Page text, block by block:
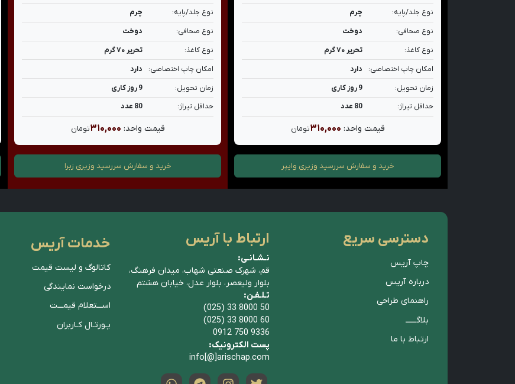
نوع جلد/پایه:
چرم
نوع صحافی:
دوخت
نوع کاغذ:
تحریر ۷۰ گرم
امکان چاپ اختصاصی:
دارد
زمان تحویل:
9 روز کاری
حداقل تیراژ:
80 عدد
قیمت واحد: ۳۱۰,۰۰۰تومان
خرید و سفارش سررسید وزیری وایپر
نوع جلد/پایه:
چرم
نوع صحافی:
دوخت
نوع کاغذ:
تحریر ۷۰ گرم
امکان چاپ اختصاصی:
دارد
زمان تحویل:
9 روز کاری
حداقل تیراژ:
80 عدد
قیمت واحد: ۳۱۰,۰۰۰تومان
خرید و سفارش سررسید وزیری زبرا
دسترسی سریع
چاپ آریس
درباره آریس
راهنمای طراحی
بلاگــــــ
ارتباط با ما
ارتباط با آریس
نـشـانـی:
قم، شهرک صنعتی شهاب، میدان فرهنگ،
بلوار ولیعصر، بلوار عدل، خیابان هشتم
تـلـفـن:
(025) 33 8000 50
(025) 33 8000 60
0912 750 9336
پست الکترونیک:
info[@]arischap.com
خدمات آریس
کاتالوگ و لیست قیمت
درخواست نمایندگی
اســـتعلام قیمـــت
پـورتـال کـاربران